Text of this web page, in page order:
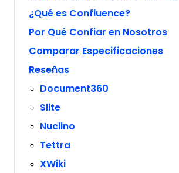
¿Qué es Confluence?
Por Qué Confiar en Nosotros
Comparar Especificaciones
Reseñas
Document360
Slite
Nuclino
Tettra
XWiki